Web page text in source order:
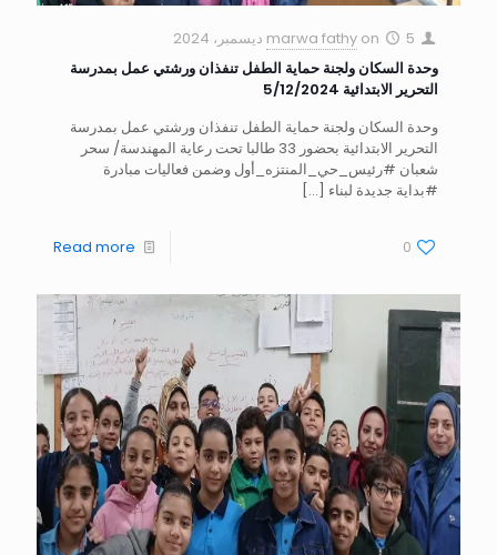
marwa fathy on
5 ديسمبر، 2024
وحدة السكان ولجنة حماية الطفل تنفذان ورشتي عمل بمدرسة
التحرير الابتدائية 5/12/2024
وحدة السكان ولجنة حماية الطفل تنفذان ورشتي عمل بمدرسة
التحرير الابتدائية بحضور 33 طالبا تحت رعاية المهندسة/ سحر
شعبان #رئيس_حي_المنتزه_أول وضمن فعاليات مبادرة
#بداية جديدة لبناء […]
0
Read more